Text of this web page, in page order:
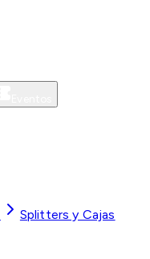
Splitters y Cajas